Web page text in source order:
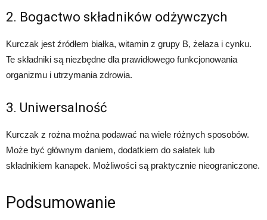
2. Bogactwo składników odżywczych
Kurczak jest źródłem białka, witamin z grupy B, żelaza i cynku.
Te składniki są niezbędne dla prawidłowego funkcjonowania
organizmu i utrzymania zdrowia.
3. Uniwersalność
Kurczak z rożna można podawać na wiele różnych sposobów.
Może być głównym daniem, dodatkiem do sałatek lub
składnikiem kanapek. Możliwości są praktycznie nieograniczone.
Podsumowanie